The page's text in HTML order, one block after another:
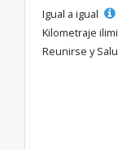
Igual a igual
Kilometraje
Reunirse y